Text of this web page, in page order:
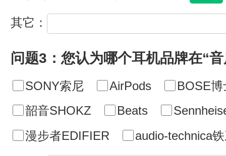
其它：
问题3：您认为哪个耳机品牌在“
SONY索尼 AirPods
BOSE博
韶音SHOKZ
Beats
漫步者EDIFIER
audio-technica